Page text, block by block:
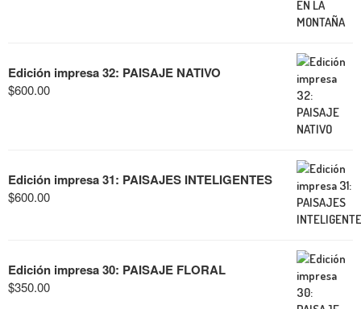
Edición impresa 32: PAISAJE NATIVO
$600.00
Edición impresa 31: PAISAJES INTELIGENTES
$600.00
Edición impresa 30: PAISAJE FLORAL
$350.00